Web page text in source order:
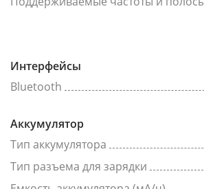
Интерфейсы
Bluetooth
Аккумулятор
Тип аккумулятора
Тип разъема для зарядки